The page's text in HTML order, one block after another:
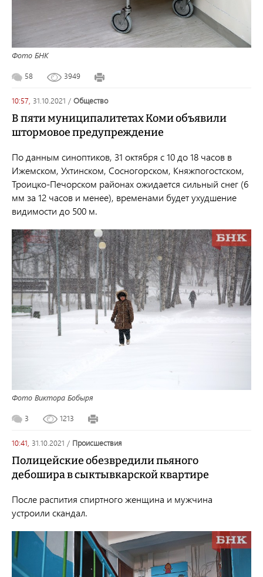
Фото БНК
58 3949
10:57, 31.10.2021 / общество
В пяти муниципалитетах Коми объявили
штормовое предупреждение
По данным синоптиков, 31 октября с 10 до 18 часов в
Ижемском, Ухтинском, Сосногорском, Княжпогостском,
Троицко-Печорском районах ожидается сильный снег (6
мм за 12 часов и менее), временами будет ухудшение
видимости до 500 м.
Фото Виктора Бобыря
3 1213
10:41, 31.10.2021 / происшествия
Полицейские обезвредили пьяного
дебошира в сыктывкарской квартире
После распития спиртного женщина и мужчина
устроили скандал.